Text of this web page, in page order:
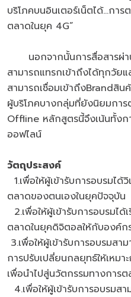
บริโภคบนอินเตอร์เน็ตได้...กา
ตลาดในยุค 4G”
นอกจากนั้นการสื่อสารผ่า
สามารถแทรกเข้าถึงได้ทุกวัย
สามารถเชื่อมเข้าถึงBrandสิ
ผู้บริโภคบางกลุ่มที่ยังนิยมกา
Offline หลักสูตรนี้จึงเน้นทั้งก
ออฟไลน์
วัตถุประสงค์
1.เพื่อให้ผู้เข้ารับการอบรมได้
ตลาดของตนเองในยุคปัจจุบัน
2.เพื่อให้ผู้เข้ารับการอบรมไ
ตลาดในยุคดิจิตอลให้กับองค์ก
3.เพื่อให้ผู้เข้ารับการอบรมสา
การปรับเปลี่ยนกลยุทธ์ให้เหม
เพื่อนำไปสู่นวัตกรรมทางการ
4.เพื่อให้ผู้เข้ารับการอบรมสา